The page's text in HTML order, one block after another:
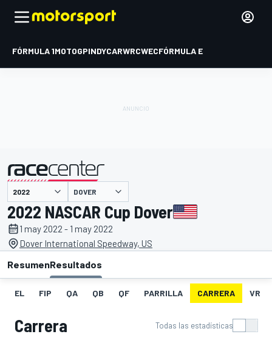
FÓRMULA 1MOTOGPINDYCARWRCWECFÓRMULA E
presentado por DOVER
2022 NASCAR Cup Dover
1 may 2022 - 1 may 2022
Dover International Speedway, US
ResumenResultados
EL FIP QA QB QF PARRILLA CARRERA VR
Carrera Todas las estadísticas